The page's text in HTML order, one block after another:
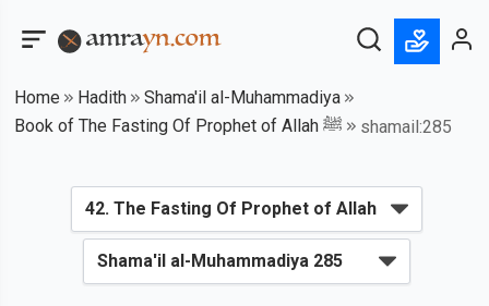
Home Hadith
Shama'il al-Muhammadiya
Book of The Fasting Of Prophet of Allah ﷺ
shamail:285